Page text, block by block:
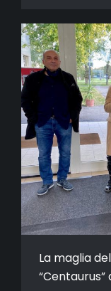
La maglia
“Centaurus”